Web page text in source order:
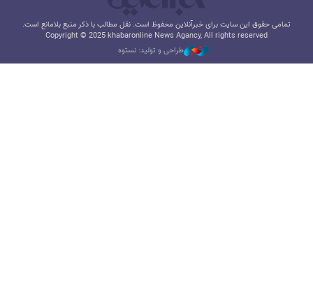
تمامی حقوق این سایت برای خبرآنلاین محفوظ است. نقل مطالب با ذکر منبع بلامانع است.
Copyright © 2025 khabaronline News Agancy, All rights reserved
طراحی و تولید: نستوه